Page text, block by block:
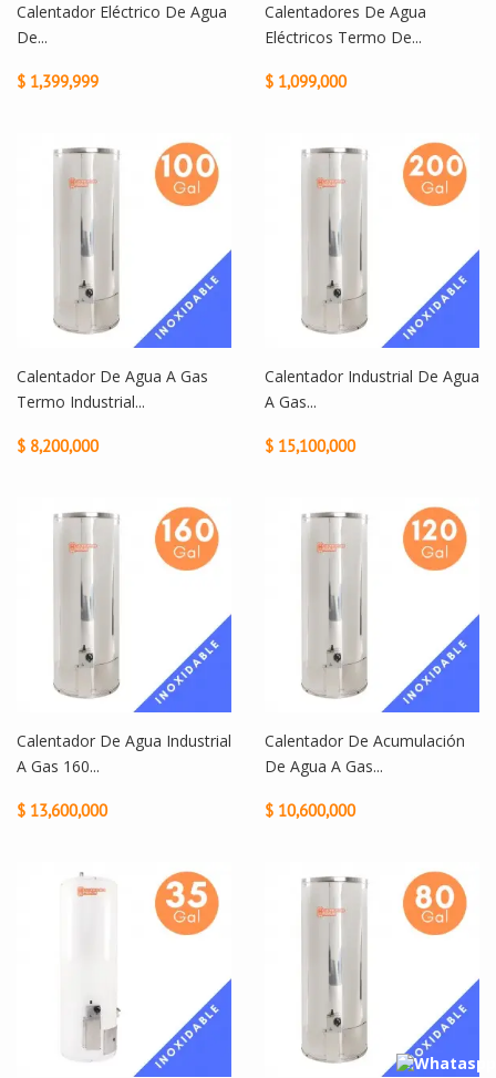
Calentador Eléctrico De Agua
De...
$ 1,399,999
Calentadores De Agua
Eléctricos Termo De...
$ 1,099,000
Calentador De Agua A Gas
Termo Industrial...
$ 8,200,000
Calentador Industrial De Agua
A Gas...
$ 15,100,000
Calentador De Agua Industrial
A Gas 160...
$ 13,600,000
Calentador De Acumulación
De Agua A Gas...
$ 10,600,000